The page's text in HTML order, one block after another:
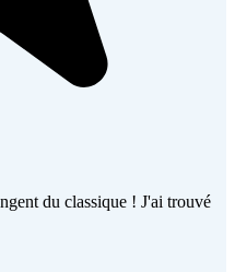
du classique ! J'ai trouvé